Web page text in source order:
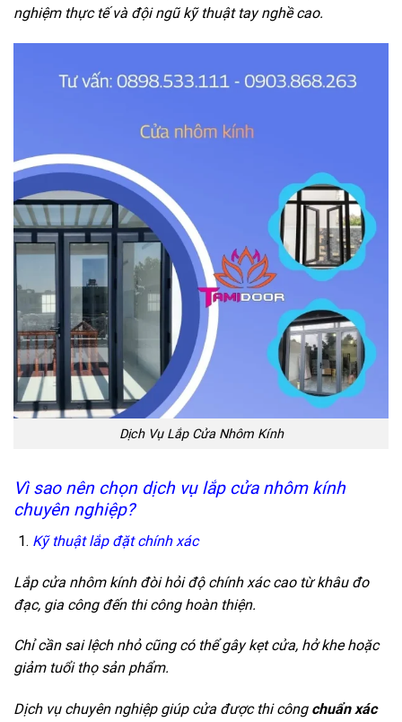
nghiệm thực tế và đội ngũ kỹ thuật tay nghề cao.
Dịch Vụ Lắp Cửa Nhôm Kính
Vì sao nên chọn dịch vụ lắp cửa nhôm kính
chuyên nghiệp?
Kỹ thuật lắp đặt chính xác
Lắp cửa nhôm kínhđòi hỏi độ chính xác cao từ khâu đo
đạc, gia công đến thi công hoàn thiện.
Chỉ cần sai lệch nhỏ cũng có thể gây kẹt cửa, hở khe hoặc
giảm tuổi thọ sản phẩm.
Dịch vụ chuyên nghiệp giúp cửa được thi công chuẩn xác